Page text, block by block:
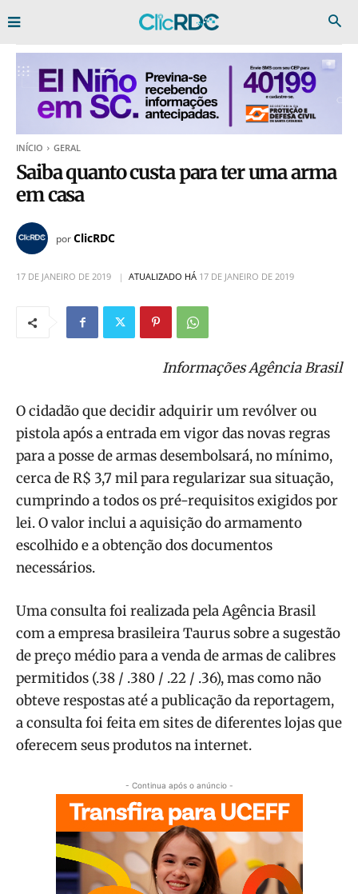
INÍCIO GERAL
Saiba quanto custa para ter uma arma
em casa
porClicRDC
17 DE JANEIRO DE 2019 ATUALIZADO HÁ 17 DE JANEIRO DE 2019
Informações Agência Brasil
O cidadão que decidir adquirir um revólver ou
pistola após a entrada em vigor das novas regras
para a posse de armas desembolsará, no mínimo,
cerca de R$ 3,7 mil para regularizar sua situação,
cumprindo a todos os pré-requisitos exigidos por
lei. O valor inclui a aquisição do armamento
escolhido e a obtenção dos documentos
necessários.
Uma consulta foi realizada pela Agência Brasil
com a empresa brasileira Taurus sobre a sugestão
de preço médio para a venda de armas de calibres
permitidos (.38 / .380 / .22 / .36), mas como não
obteve respostas até a publicação da reportagem,
a consulta foi feita em sites de diferentes lojas que
oferecem seus produtos na internet.
- Continua após o anúncio -